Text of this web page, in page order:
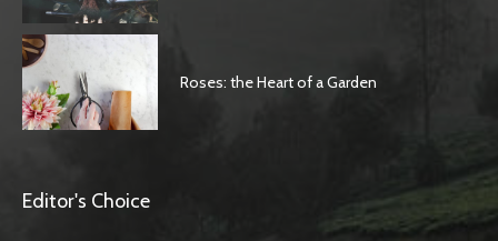
Roses: the Heart of a Garden
Editor's Choice